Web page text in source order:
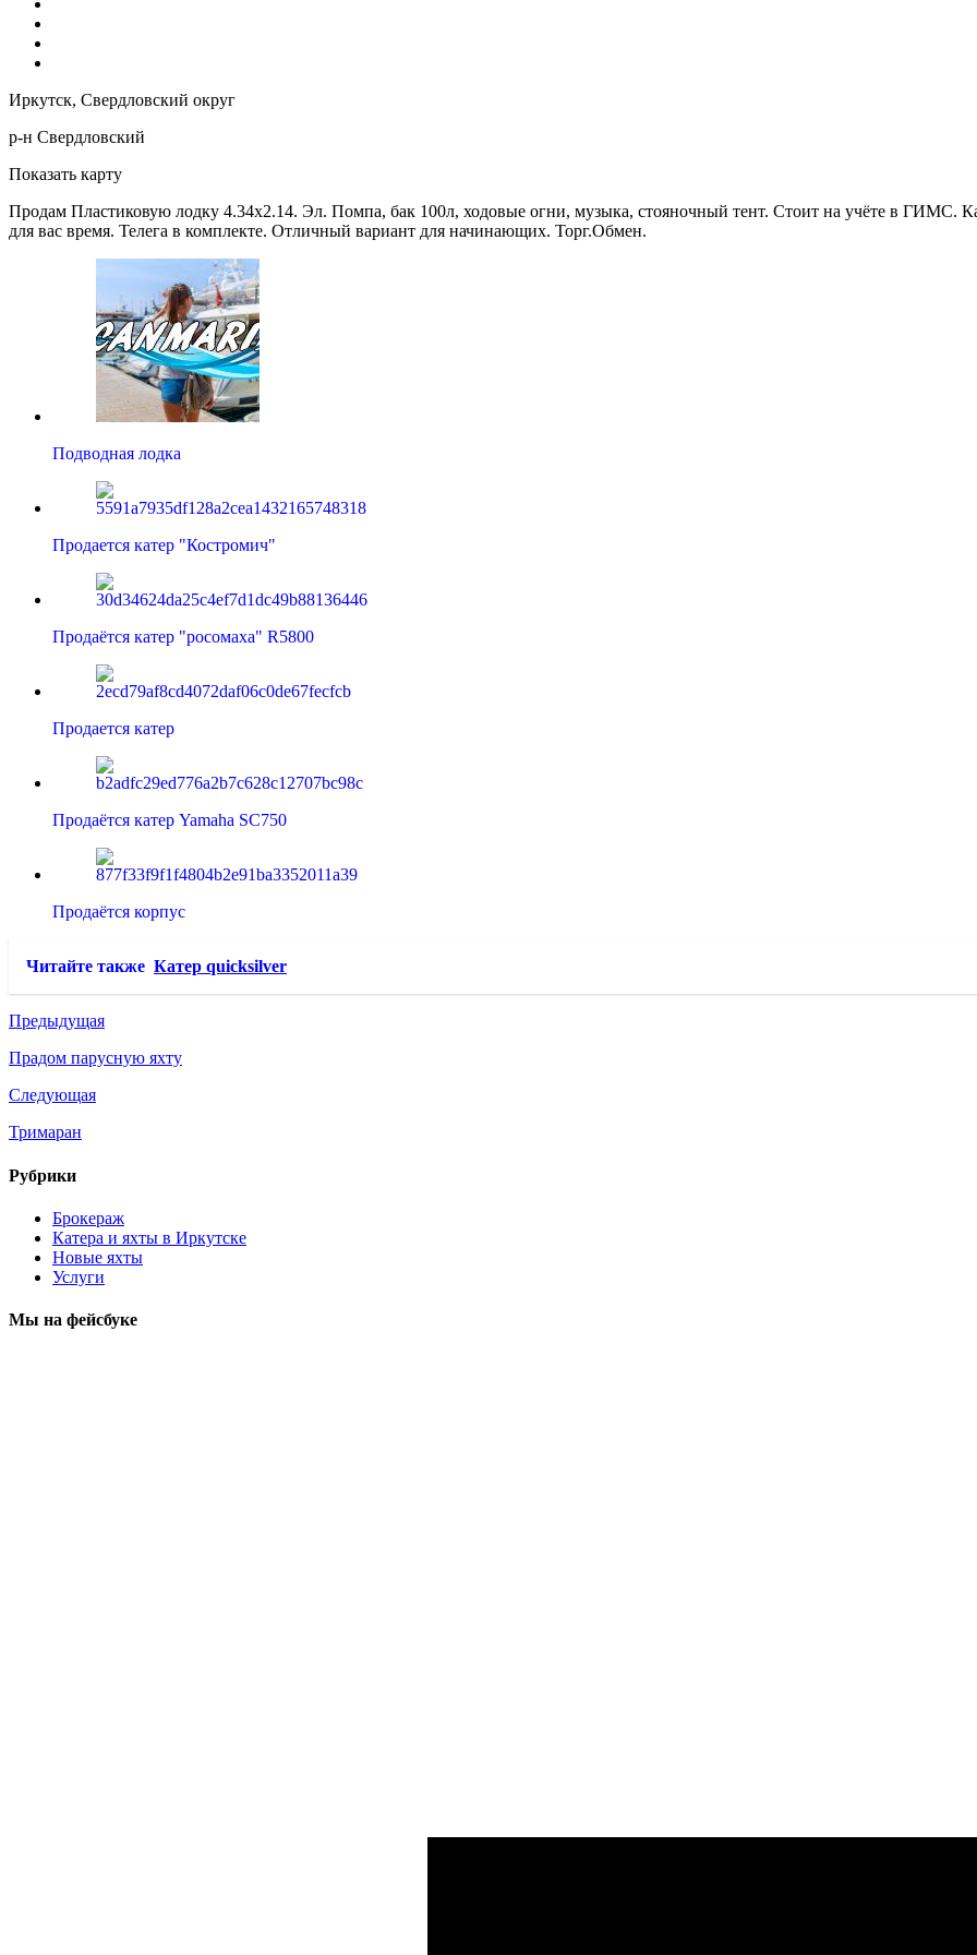
Иркутск, Свердловский округ
р-н Свердловский
Показать карту
Продам Пластиковую лодку 4.34х2.14. Эл. Помпа, бак 100л, ходовые огни, музыка, стояночный тент. Стоит на учёте в ГИМС.
для вас время. Телега в комплекте. Отличный вариант для начинающих. Торг.Обмен.
Подводная лодка
Продается катер "Костромич"
Продаётся катер "росомаха" R5800
Продается катер
Продаётся катер Yamaha SC750
Продаётся корпус
Читайте также Катер quicksilver
Предыдущая
Прадом парусную яхту
Следующая
Тримаран
Рубрики
Брокераж
Катера и яхты в Иркутске
Новые яхты
Услуги
Мы на фейсбуке